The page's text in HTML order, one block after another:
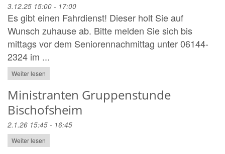
3.12.25 15:00 - 17:00
Es gibt einen Fahrdienst! Dieser holt Sie auf
Wunsch zuhause ab. Bitte melden Sie sich bis
mittags vor dem Seniorennachmittag unter 06144-
2324 im ...
Weiter lesen
Ministranten Gruppenstunde
Bischofsheim
2.1.26 15:45 - 16:45
Weiter lesen